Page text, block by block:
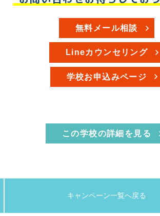
無料メール相談
Lineカウンセリング
学校お申込みページ
この学校の詳細を見る
キャンペーン一覧へ戻る